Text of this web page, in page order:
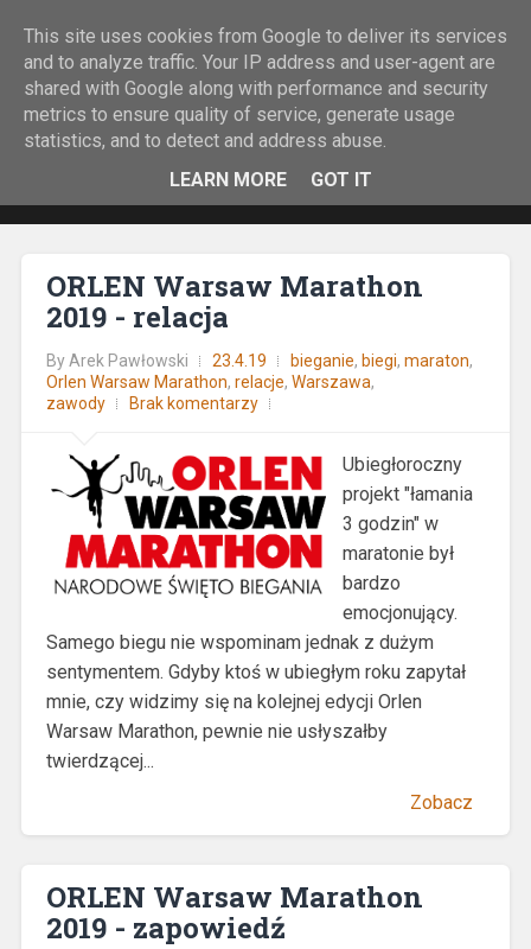
Rock&Run
O bieganiu z górskiej perspektywy.
ORLEN Warsaw Marathon
2019 - relacja
ByArek Pawłowski 23.4.19 bieganie, biegi, maraton,
Orlen Warsaw Marathon, relacje, Warszawa,
zawody
Brak komentarzy
Ubiegłoroczny
projekt "łamania
3 godzin" w
maratonie był
bardzo
emocjonujący.
Samego biegu nie wspominam jednak z dużym
sentymentem. Gdyby ktoś w ubiegłym roku zapytał
mnie, czy widzimy się na kolejnej edycji Orlen
Warsaw Marathon, pewnie nie usłyszałby
twierdzącej...
Zobacz
ORLEN Warsaw Marathon
2019 - zapowiedź
This site uses cookies from Google to deliver its services
and to analyze traffic. Your IP address and user-agent are
shared with Google along with performance and security
metrics to ensure quality of service, generate usage
statistics, and to detect and address abuse.
LEARN MORE
GOT IT